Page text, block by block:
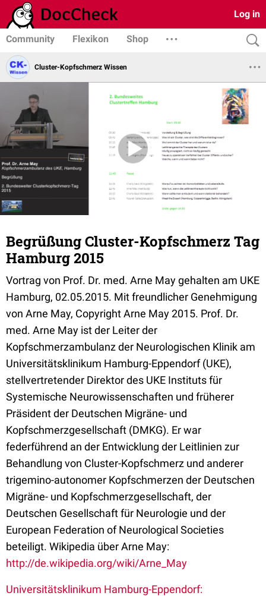
Log in
Community Flexikon Shop
Cluster-Kopfschmerz Wissen
Begrüßung Cluster-Kopfschmerz Tag
Hamburg 2015
Vortrag von Prof. Dr. med. Arne May gehalten am UKE
Hamburg, 02.05.2015. Mit freundlicher Genehmigung
von Arne May, Copyright Arne May 2015. Prof. Dr.
med. Arne May ist der Leiter der
Kopfschmerzambulanz der Neurologischen Klinik am
Universitätsklinikum Hamburg-Eppendorf (UKE),
stellvertretender Direktor des UKE Instituts für
Systemische Neurowissenschaften und früherer
Präsident der Deutschen Migräne- und
Kopfschmerzgesellschaft (DMKG). Er war
federführend an der Entwicklung der Leitlinien zur
Behandlung von Cluster-Kopfschmerz und anderer
trigemino-autonomer Kopfschmerzen der Deutschen
Migräne- und Kopfschmerzgesellschaft, der
Deutschen Gesellschaft für Neurologie und der
European Federation of Neurological Societies
beteiligt. Wikipedia über Arne May:
http://de.wikipedia.org/wiki/Arne_May
Universitätsklinikum Hamburg-Eppendorf: